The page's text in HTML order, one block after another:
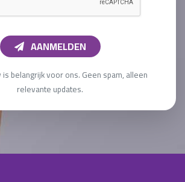
AANMELDEN
is belangrijk voor ons. Geen spam, alleen
relevante updates.